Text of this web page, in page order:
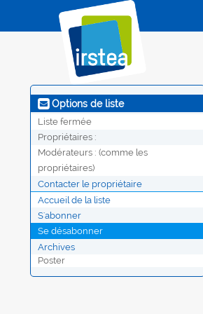
Options de liste
Liste fermée
Propriétaires :
Modérateurs : (comme les
propriétaires)
Contacter le propriétaire
Accueil de la liste
S'abonner
Se désabonner
Archives
Poster